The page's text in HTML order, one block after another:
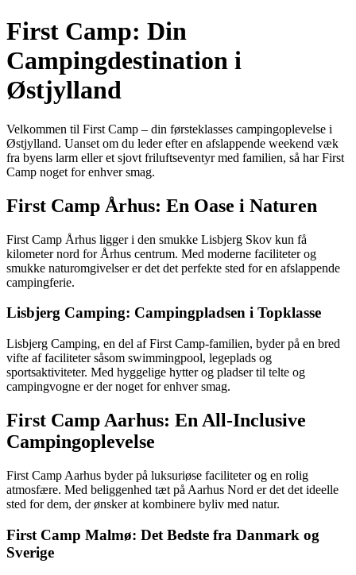
First Camp: Din
Campingdestination i
Østjylland
Velkommen til First Camp – din førsteklasses campingoplevelse i
Østjylland. Uanset om du leder efter en afslappende weekend væk
fra byens larm eller et sjovt friluftseventyr med familien, så har First
Camp noget for enhver smag.
First Camp Århus: En Oase i Naturen
First Camp Århus ligger i den smukke Lisbjerg Skov kun få
kilometer nord for Århus centrum. Med moderne faciliteter og
smukke naturomgivelser er det det perfekte sted for en afslappende
campingferie.
Lisbjerg Camping: Campingpladsen i Topklasse
Lisbjerg Camping, en del af First Camp-familien, byder på en bred
vifte af faciliteter såsom swimmingpool, legeplads og
sportsaktiviteter. Med hyggelige hytter og pladser til telte og
campingvogne er der noget for enhver smag.
First Camp Aarhus: En All-Inclusive
Campingoplevelse
First Camp Aarhus byder på luksuriøse faciliteter og en rolig
atmosfære. Med beliggenhed tæt på Aarhus Nord er det det ideelle
sted for dem, der ønsker at kombinere byliv med natur.
First Camp Malmø: Det Bedste fra Danmark og
Sverige